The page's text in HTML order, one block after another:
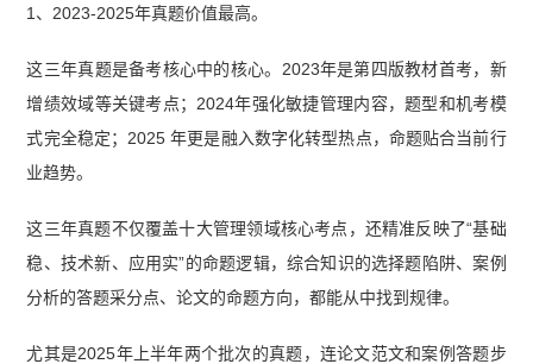
1、2023-2025年真题价值最高。
这三年真题是备考核心中的核心。2023年是第四版教材首考，新
增绩效域等关键考点；2024年强化敏捷管理内容，题型和机考模
式完全稳定；2025 年更是融入数字化转型热点，命题贴合当前行
业趋势。
这三年真题不仅覆盖十大管理领域核心考点，还精准反映了“基础
稳、技术新、应用实”的命题逻辑，综合知识的选择题陷阱、案例
分析的答题采分点、论文的命题方向，都能从中找到规律。
尤其是2025年上半年两个批次的真题，连论文范文和案例答题步